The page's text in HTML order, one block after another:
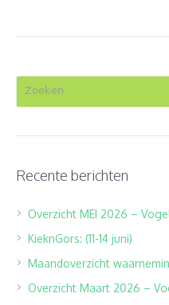
Recente berichten
Overzicht MEI 2026 –
KieknGors: (11-14 juni)
Maandoverzicht
Overzicht Maart 2026 –